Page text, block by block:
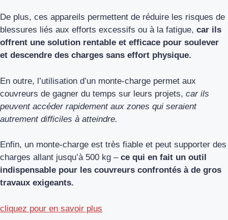
De plus, ces appareils permettent de réduire les risques de
blessures liés aux efforts excessifs ou à la fatigue, car ils
offrent une solution rentable et efficace pour soulever
et descendre des charges sans effort physique.
En outre, l’utilisation d’un monte-charge permet aux
couvreurs de gagner du temps sur leurs projets, car ils
peuvent accéder rapidement aux zones qui seraient
autrement difficiles à atteindre.
Enfin, un monte-charge est très fiable et peut supporter des
charges allant jusqu’à 500 kg – ce qui en fait un outil
indispensable pour les couvreurs confrontés à de gros
travaux exigeants.
cliquez pour en savoir plus